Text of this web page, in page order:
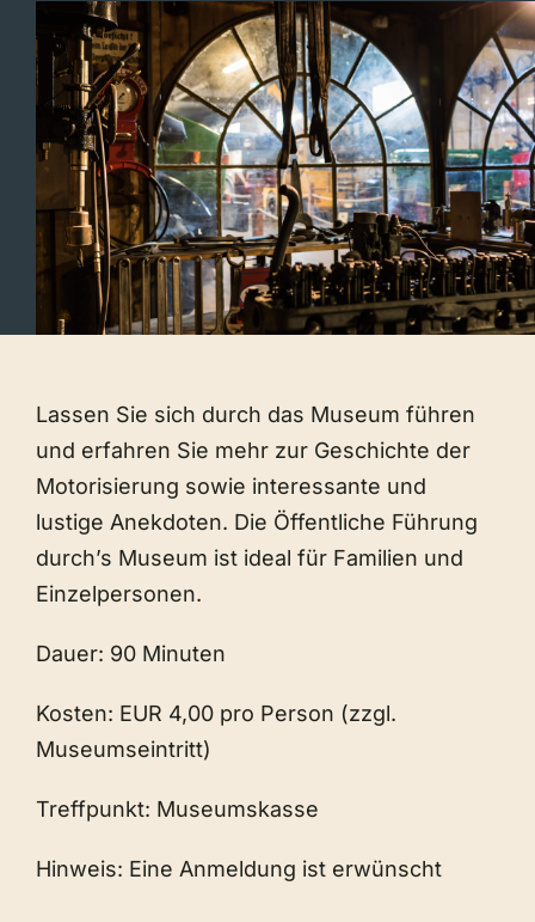
Lassen Sie sich durch das Museum führen
und erfahren Sie mehr zur Geschichte der
Motorisierung sowie interessante und
lustige Anekdoten. Die Öffentliche Führung
durch’s Museum ist ideal für Familien und
Einzelpersonen.
Dauer: 90 Minuten
Kosten: EUR 4,00 pro Person (zzgl.
Museumseintritt)
Treffpunkt: Museumskasse
Hinweis: Eine Anmeldung ist erwünscht